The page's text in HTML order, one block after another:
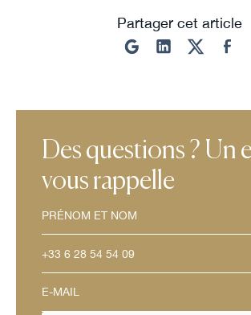
Partager cet article
Des questions ? Un
vous rappelle